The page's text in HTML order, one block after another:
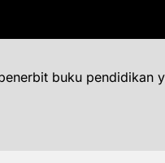
buku pendidikan